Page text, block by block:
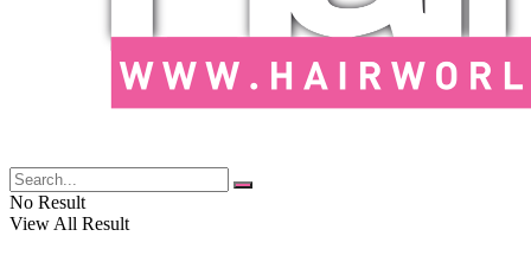
No Result
View All Result